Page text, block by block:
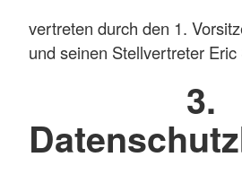
vertreten durch den 1.
und seinen Stellvertreter Eric
3.